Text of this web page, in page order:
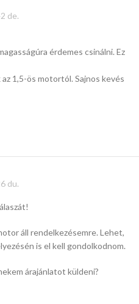
de.
érdemes csinálni. Ez
1,5-ös motortól. Sajnos kevés
du.
áll rendelkezésemre. Lehet,
is el kell gondolkodnom.
árajánlatot küldeni?